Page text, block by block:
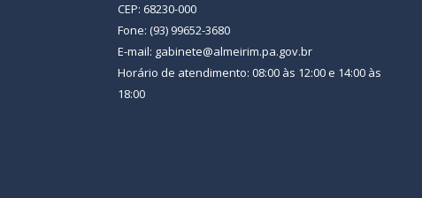
CEP: 68230-000
Fone: (93) 99652-3680
E-mail: gabinete@almeirim.pa.gov.br
Horário de atendimento: 08:00 às 12:00 e 14:00 às
18:00